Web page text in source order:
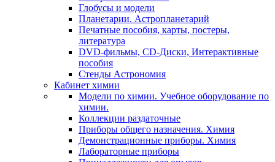
Глобусы и модели
Планетарии. Астропланетарий
Печатные пособия, карты, постеры,
литература
DVD-фильмы, CD-Диски, Интерактивные
пособия
Стенды Астрономия
Кабинет химии
Модели по химии. Учебное оборудование по
химии.
Коллекции раздаточные
Приборы общего назначения. Химия
Демонстрационные приборы. Химия
Лабораторные приборы